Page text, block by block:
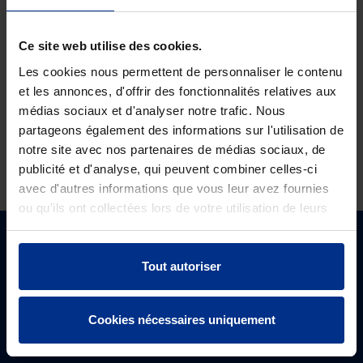
Ce site web utilise des cookies.
Les cookies nous permettent de personnaliser le contenu
et les annonces, d'offrir des fonctionnalités relatives aux
médias sociaux et d'analyser notre trafic. Nous
partageons également des informations sur l'utilisation de
notre site avec nos partenaires de médias sociaux, de
publicité et d'analyse, qui peuvent combiner celles-ci
avec d'autres informations que vous leur avez fournies
ou qu'ils ont collectées lors de votre utilisation de leurs
services.
Tout autoriser
Cookies nécessaires uniquement
AUCUN RÉSULTAT
TROUVÉ
SITES LOCAUX STEINZEUG-KERAMO
België
Česká Republika
Deutschland
STEINZEUG-KERAMO
Steinzeug-Keramo représente la fiabilité et la durabilité
les solutions de traitement des eaux usées de haute
STEINZEUG-KERAMO